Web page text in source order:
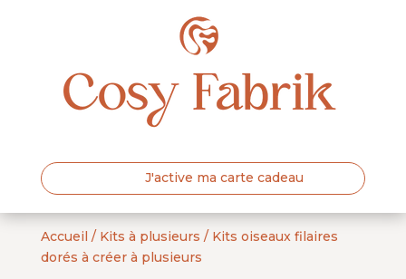
J'active ma carte cadeau
Accueil / Kits à plusieurs / Kits oiseaux filaires
dorés à créer à plusieurs